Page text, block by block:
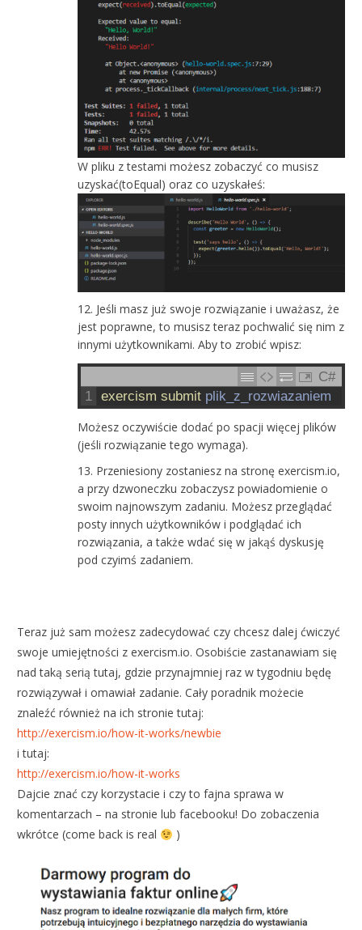
W pliku z testami możesz zobaczyć co musisz
uzyskać(toEqual) oraz co uzyskałeś:
Jeśli masz już swoje rozwiązanie i uważasz, że
jest poprawne, to musisz teraz pochwalić się nim z
innymi użytkownikami. Aby to zrobić wpisz:
C#
1 exercism submit plik_z_rozwiazaniem
Możesz oczywiście dodać po spacji więcej plików
(jeśli rozwiązanie tego wymaga).
Przeniesiony zostaniesz na stronę exercism.io,
a przy dzwoneczku zobaczysz powiadomienie o
swoim najnowszym zadaniu. Możesz przeglądać
posty innych użytkowników i podglądać ich
rozwiązania, a także wdać się w jakąś dyskusję
pod czyimś zadaniem.
Teraz już sam możesz zadecydować czy chcesz dalej ćwiczyć
swoje umiejętności z exercism.io. Osobiście zastanawiam się
nad taką serią tutaj, gdzie przynajmniej raz w tygodniu będę
rozwiązywał i omawiał zadanie. Cały poradnik możecie
znaleźć również na ich stronie tutaj:
http://exercism.io/how-it-works/newbie
i tutaj:
http://exercism.io/how-it-works
Dajcie znać czy korzystacie i czy to fajna sprawa w
komentarzach – na stronie lub facebooku! Do zobaczenia
wkrótce (come back is real
)